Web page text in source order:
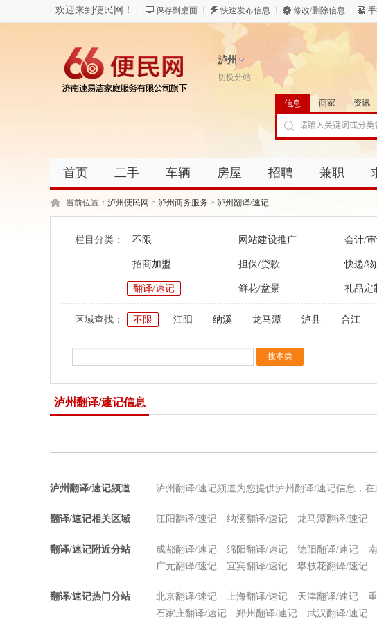
欢迎来到便民网！ 保存到桌面 快速发布信息 修改/删除信息
泸州
切换分站
信息 商家 资讯
首页 二手 车辆 房屋 招聘 兼职
当前位置： 泸州便民网 > 泸州商务服务 > 泸州翻译/速记
栏目分类： 不限 网站建设推广 会计/
招商加盟 担保/贷款 快递/
翻译/速记 鲜花/盆景 礼品定
区域查找： 不限 江阳 纳溪 龙马潭 泸县 合江
泸州翻译/速记信息
泸州翻译/速记频道 泸州翻译/速记频道为您提供泸州翻译/速记信息，
翻译/速记相关区域 江阳翻译/速记 纳溪翻译/速记 龙马潭翻译/速记
翻译/速记附近分站 成都翻译/速记 绵阳翻译/速记 德阳翻译/速记
广元翻译/速记
宜宾翻译/速记 攀枝花翻译/速记
翻译/速记热门分站 北京翻译/速记 上海翻译/速记 天津翻译/速记
石家庄翻译/速记
郑州翻译/速记 武汉翻译/速记